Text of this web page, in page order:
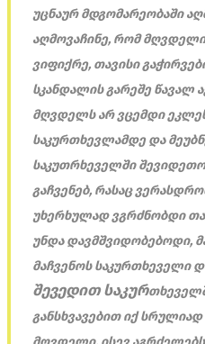
უცნაურ მდგომარეობაში
აღმოვაჩინე, რომ მღვდელი
ვიფიქრე, თავისი
სკანდალის გარეშე წავალ
მღვდელს არ ვცემდი
საკურთხევლამდე და
საკუთრხეველში
გაჩვენებ, რასაც
უხერხულად ვგრძნობდი
უნდა დავმშვიდობებოდი,
მაჩვენოს საკურთხეველი
შევედით საკურთ
განსხვავებით იქ